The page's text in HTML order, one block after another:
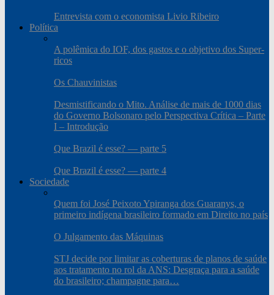
Entrevista com o economista Livio Ribeiro
Política
A polêmica do IOF, dos gastos e o objetivo dos Super-
ricos
Os Chauvinistas
Desmistificando o Mito. Análise de mais de 1000 dias
do Governo Bolsonaro pelo Perspectiva Crítica – Parte
I – Introdução
Que Brazil é esse? — parte 5
Que Brazil é esse? — parte 4
Sociedade
Quem foi José Peixoto Ypiranga dos Guaranys, o
primeiro indígena brasileiro formado em Direito no país
O Julgamento das Máquinas
STJ decide por limitar as coberturas de planos de saúde
aos tratamento no rol da ANS: Desgraça para a saúde
do brasileiro; champagne para…